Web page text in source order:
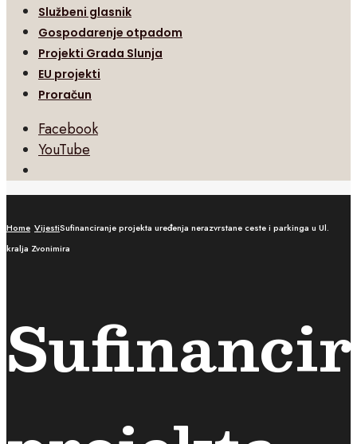
Službeni glasnik
Gospodarenje otpadom
Projekti Grada Slunja
EU projekti
Proračun
Facebook
YouTube
Search
Home VijestiSufinanciranje projekta uređenja nerazvrstane ceste i parkinga u Ul.
kralja Zvonimira